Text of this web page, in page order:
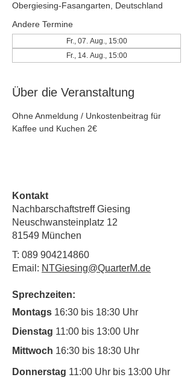
Obergiesing-Fasangarten, Deutschland
Andere Termine
Fr., 07. Aug., 15:00
Fr., 14. Aug., 15:00
Über die Veranstaltung
Ohne Anmeldung / Unkostenbeitrag für
Kaffee und Kuchen 2€
Kontakt
Nachbarschaftstreff Giesing
Neuschwansteinplatz 12
81549 München
T: 089 904214860
Email: NTGiesing@QuarterM.de
Sprechzeiten:
Montags 16:30 bis 18:30 Uhr
Dienstag 11:00 bis 13:00 Uhr
Mittwoch 16:30 bis 18:30 Uhr
Donnerstag 11:00 Uhr bis 13:00 Uhr